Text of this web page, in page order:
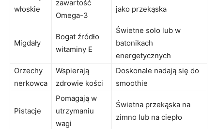
włoskie
zawartość
Omega-3
jako przekąska
Migdały
Bogat źródło
witaminy ‍E
Świetne solo lub w
batonikach
energetycznych
Orzechy
nerkowca
Wspierają
zdrowie kości
Doskonale nadają się do
smoothie
Pistacje
Pomagają ​w
utrzymaniu
wagi
Świetna⁣ przekąska na
zimno lub na ciepło